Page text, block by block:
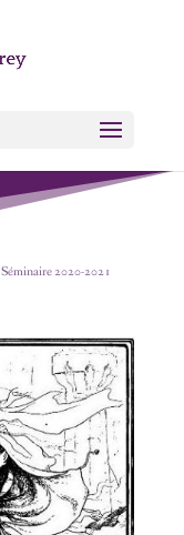
Séminaire 2020-2021